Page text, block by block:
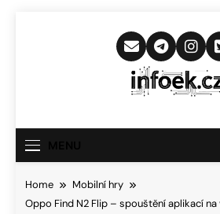
Home
Mobilní hry
Oppo Find N2 Flip – spouštění aplikací